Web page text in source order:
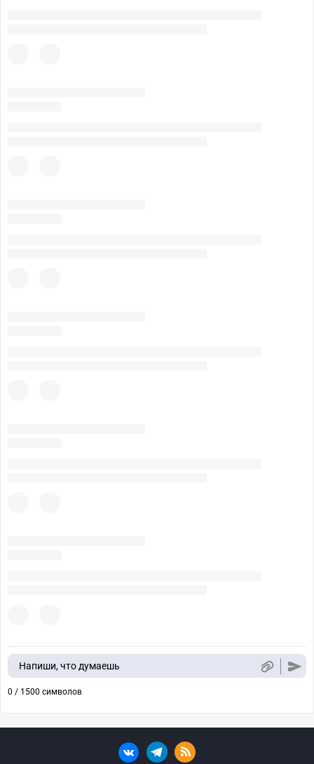
Напиши, что думаешь
0 / 1500 символов